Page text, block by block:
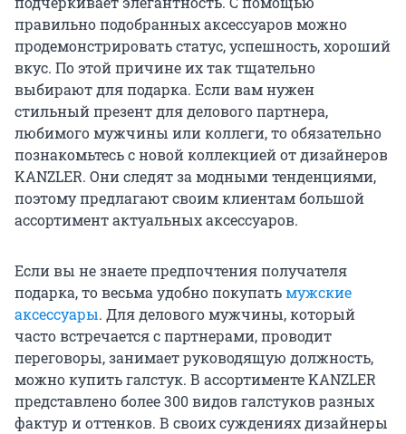
правильно подобранных аксессуаров можно
продемонстрировать статус, успешность, хороший
вкус. По этой причине их так тщательно
выбирают для подарка. Если вам нужен
стильный презент для делового партнера,
любимого мужчины или коллеги, то обязательно
познакомьтесь с новой коллекцией от дизайнеров
KANZLER. Они следят за модными тенденциями,
поэтому предлагают своим клиентам большой
ассортимент актуальных аксессуаров.
Если вы не знаете предпочтения получателя
подарка, то весьма удобно покупатьмужские
аксессуары. Для делового мужчины, который
часто встречается с партнерами, проводит
переговоры, занимает руководящую должность,
можно купить галстук. В ассортименте KANZLER
представлено более 300 видов галстуков разных
фактур и оттенков. В своих суждениях дизайнеры